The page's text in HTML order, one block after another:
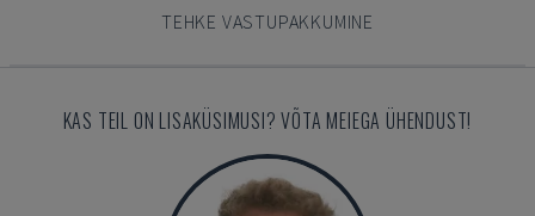
TEHKE VASTUPAKKUMINE
KAS TEIL ON LISAKÜSIMUSI? VÕTA MEIEGA ÜHENDUST!